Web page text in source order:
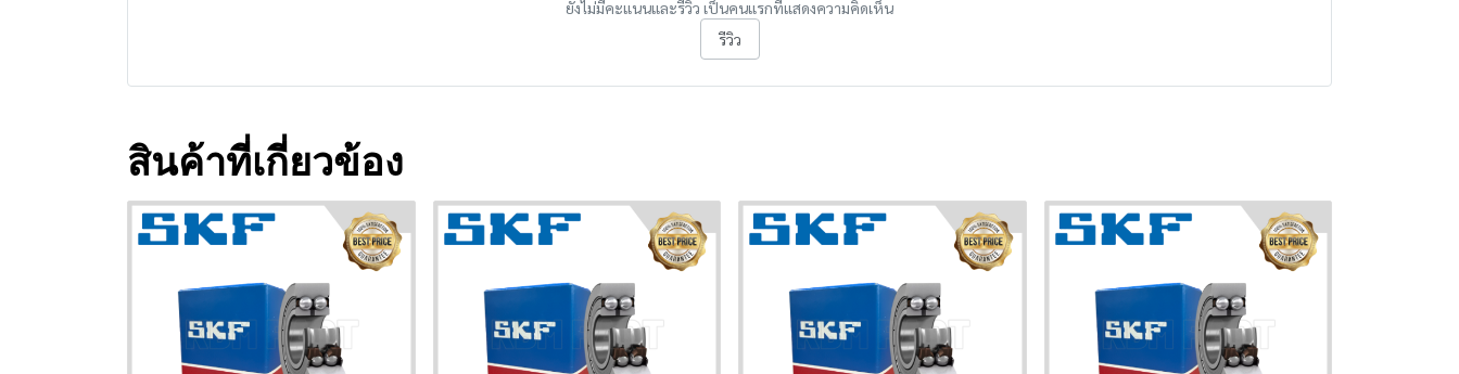
ยังไม่มีคะแนนและรีวิว เป็นคนแรกที่แสดงความคิดเห็น
รีวิว
สินค้าที่เกี่ยวข้อง